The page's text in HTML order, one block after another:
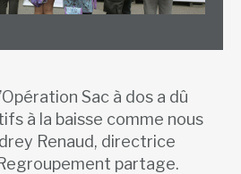
Sac à dos a dû
à la baisse comme nous
Renaud, directrice
partage.